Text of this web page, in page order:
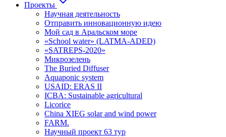
Проекты
Научная деятельность
Отправить инновационную идею
Мой сад в Аральском море
«School water» (LATMA-ADED)
«SATREPS-2020»
Микрозелень
The Buried Diffuser
Aquaponic system
USAID: ERAS II
ICBA: Sustainable agricultural
Licorice
China XIEG solar and wind power
FARM.
Научный проект 63 тур